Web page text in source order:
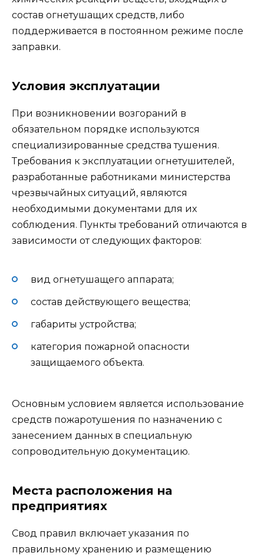
состав огнетушащих средств, либо
поддерживается в постоянном режиме после
заправки.
Условия эксплуатации
При возникновении возгораний в
обязательном порядке используются
специализированные средства тушения.
Требования к эксплуатации огнетушителей,
разработанные работниками министерства
чрезвычайных ситуаций, являются
необходимыми документами для их
соблюдения. Пункты требований отличаются в
зависимости от следующих факторов:
вид огнетушащего аппарата;
состав действующего вещества;
габариты устройства;
категория пожарной опасности
защищаемого объекта.
Основным условием является использование
средств пожаротушения по назначению с
занесением данных в специальную
сопроводительную документацию.
Места расположения на
предприятиях
Свод правил включает указания по
правильному хранению и размещению